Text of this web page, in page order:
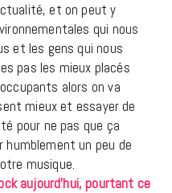
et on peut y
qui nous
et les gens qui nous
pas les mieux placés
alors on va
mieux et essayer de
pour ne pas que ça
un peu de
musique.
aujourd’hui, pourtant ce